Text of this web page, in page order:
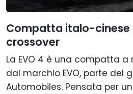
Compatta italo-cinese
crossover
La EVO 4 è una compatta
dal marchio EVO, parte del
Automobiles. Pensata per